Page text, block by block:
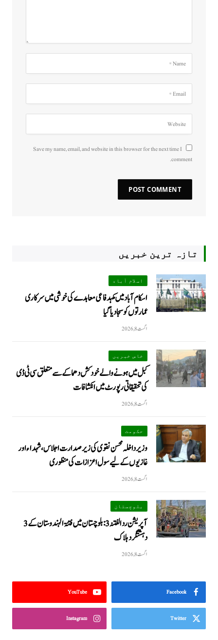
Save my name, email, and website in this browser for the next time I
comment.
تازہ ترین خبریں
اسلام آباد
اسکام آباد میں مکہدفاعی معاہدے کی خوشی میں سرکاری
عمارتوں کو سجا دیا گیا
اگست 8, 2026
خاص خبریں
کبل میں ہونے والے خودکش دھماکے سے متعلق سی ٹی ڈی
کی تحقیقاتی رپورٹ میں انکشافات
اگست 8, 2026
حکومت
وزیرداخلہ محسن نقوی کی زیر صدارت اجلاس، شہداء اور
غازیوں کے لیے سول اعزازات کی منظوری
اگست 8, 2026
بلوچستان
آپریشن رد الفتنہ 3: بلوچستان میں فتنۃ الہندوستان کے 3
دہشتگرد ہلاک
اگست 8, 2026
Facebook
YouTube
Twitter
Instagram